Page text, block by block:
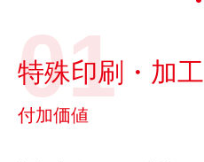
特殊印刷・加工
付加価値